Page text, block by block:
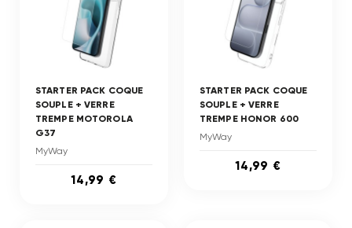
STARTER PACK COQUE
SOUPLE + VERRE
TREMPE MOTOROLA
G37
MyWay
14,99 €
STARTER PACK COQUE
SOUPLE + VERRE
TREMPE HONOR 600
MyWay
14,99 €